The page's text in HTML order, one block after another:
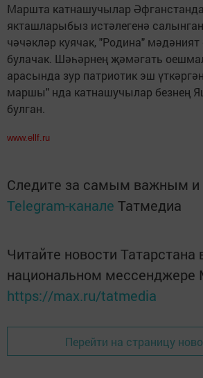
Маршта катнашучылар Әфганстанда
якташларыбыз истәлегенә
чәчәкләр куячак, "Родина"
булачак. Шәһәрнең җәмәгать
арасында зур патриотик эш
маршы" нда катнашучылар безнең
булган.
www.ellf.ru
Следите за самым важным и
Telegram-канале Татмедиа
Читайте новости Татарстана
национальном мессенджере
https://max.ru/tatmedia
Перейти на страницу